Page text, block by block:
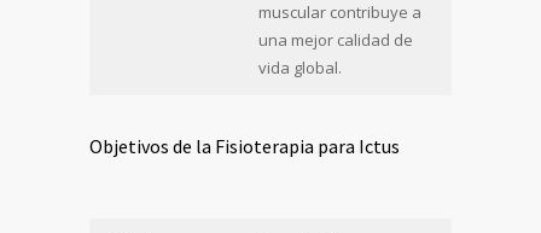
muscular contribuye a
una mejor calidad de
vida global.
Objetivos de la Fisioterapia para Ictus